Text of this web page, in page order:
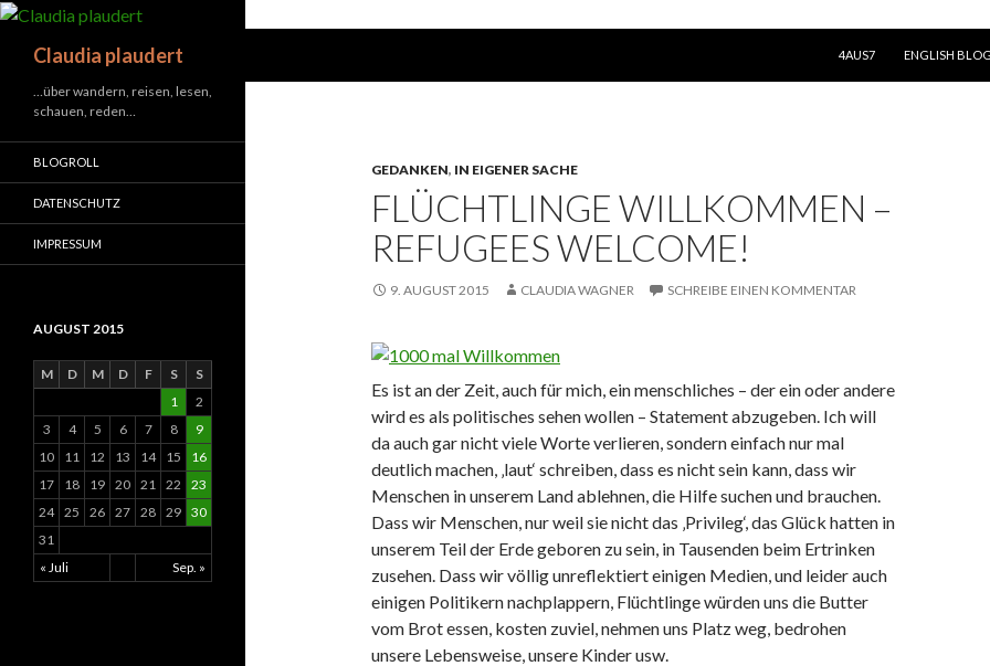
Claudia plaudert
4AUS7
ENGLISH BLOG
GEDANKEN, IN EIGENER SACHE
FLÜCHTLINGE WILLKOMMEN –
REFUGEES WELCOME!
9. AUGUST 2015 CLAUDIA WAGNER SCHREIBE EINEN KOMMENTAR
Es ist an der Zeit, auch für mich, ein menschliches – der ein oder andere
wird es als politisches sehen wollen – Statement abzugeben. Ich will
da auch gar nicht viele Worte verlieren, sondern einfach nur mal
deutlich machen, ‚laut‘ schreiben, dass es nicht sein kann, dass wir
Menschen in unserem Land ablehnen, die Hilfe suchen und brauchen.
Dass wir Menschen, nur weil sie nicht das ‚Privileg‘, das Glück hatten in
unserem Teil der Erde geboren zu sein, in Tausenden beim Ertrinken
zusehen. Dass wir völlig unreflektiert einigen Medien, und leider auch
einigen Politikern nachplappern, Flüchtlinge würden uns die Butter
vom Brot essen, kosten zuviel, nehmen uns Platz weg, bedrohen
unsere Lebensweise, unsere Kinder usw.
…über wandern, reisen, lesen,
schauen, reden…
BLOGROLL
DATENSCHUTZ
IMPRESSUM
AUGUST 2015
M D M D F S S
« Juli Sep. »
1
2
3
4 5 6 7 8
9
10
11 12 13 14 15
16
17
18 19 20 21 22
23
24 25 26 27 28 29 30
31